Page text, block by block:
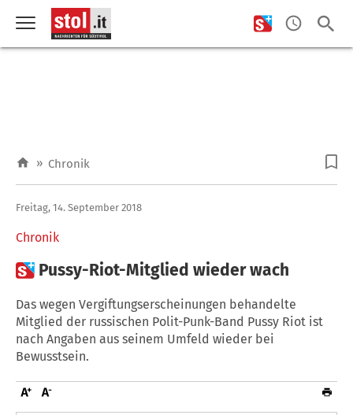
» Chronik
Chronik
Freitag, 14. September 2018
 Pussy-Riot-Mitglied wieder wach
Das wegen Vergiftungserscheinungen behandelte
Mitglied der russischen Polit-Punk-Band Pussy Riot ist
nach Angaben aus seinem Umfeld wieder bei
Bewusstsein.